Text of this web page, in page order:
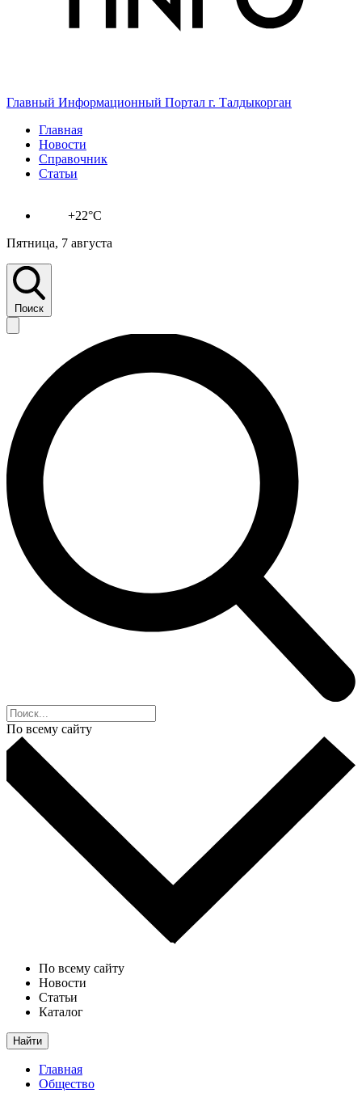
Главный Информационный Портал г. Талдыкорган
Главная
Новости
Справочник
Статьи
+22°C
Пятница, 7 августа
Поиск
По всему сайту
По всему сайту
Новости
Статьи
Каталог
Найти
Главная
Общество